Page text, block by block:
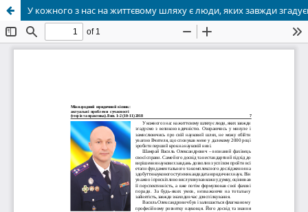
У кожного з нас на життєвому шляху є люди, яких завжди